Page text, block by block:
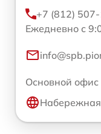
+7 (812)
Ежедневно с
Основной офис